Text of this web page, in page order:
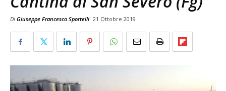
Di Giuseppe Francesco Sportelli 21 Ottobre 2019